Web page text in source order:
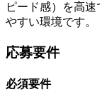
ピード感）を高
やすい環境です。
応募要件
必須要件